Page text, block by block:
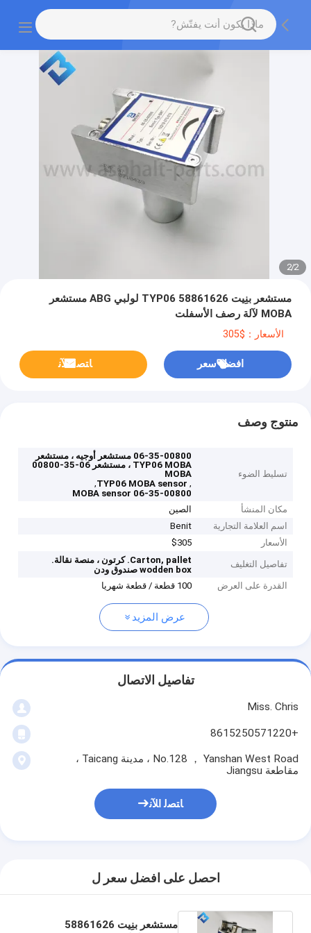
2
/
2
مستشعر بنِيت 58861626 TYP06 لولبي ABG مستشعر
MOBA لآلة رصف الأسفلت
الأسعار：$305
افضل سعر ﺎﺘﺼﻟ ﺍﻶﻧ
منتوج وصف
تسليط الضوء
06-35-00800 مستشعر أوجيه ، مستشعر
TYP06 MOBA ، مستشعر 06-35-00800
MOBA
,
TYP06 MOBA sensor
,
06-35-00800 MOBA sensor
مكان المنشأ
الصين
اسم العلامة التجارية
Benit
الأسعار
$305
تفاصيل التغليف Carton, pallet. كرتون ، منصة نقالة.
wodden box صندوق ودن
القدرة على العرض
100 قطعة / قطعة شهريا
عرض المزيد
تفاصيل الاتصال
Miss. Chris
+8615250571220
No.128 ， Yanshan West Road ، مدينة Taicang ،
مقاطعة Jiangsu
ﺎﺘﺼﻟ ﺍﻶﻧ
احصل على افضل سعر ل
مستشعر بنِيت 58861626